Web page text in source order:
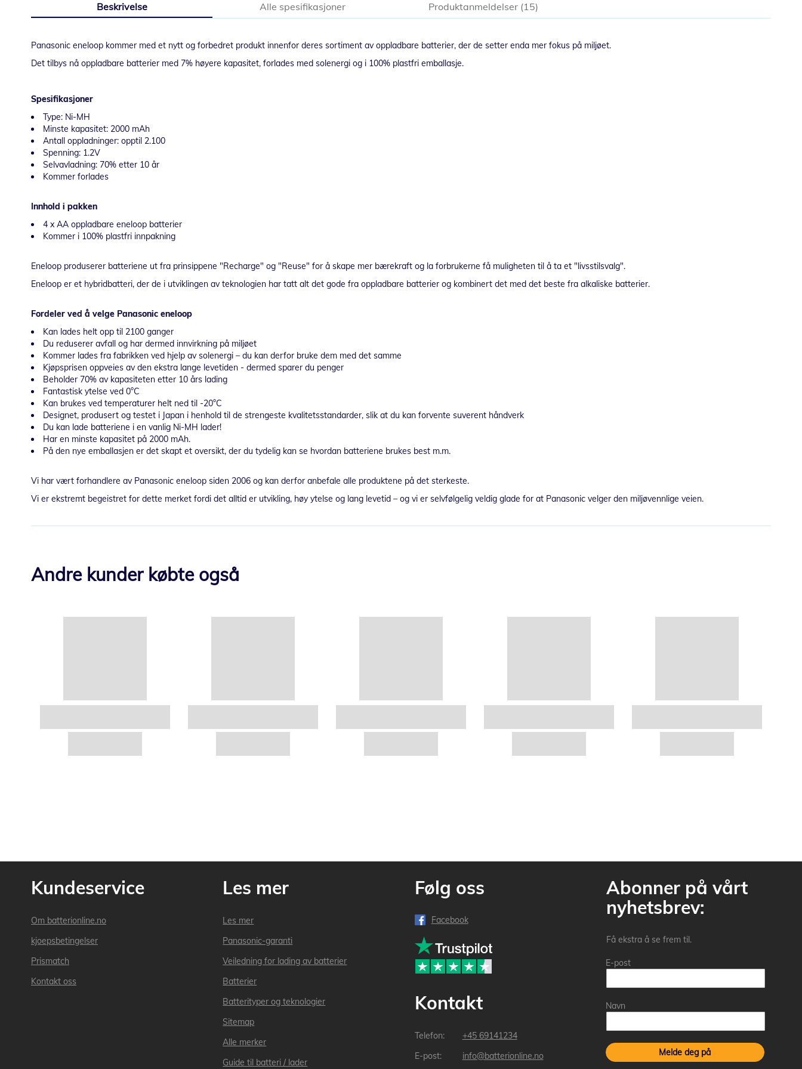
Beskrivelse
Panasonic eneloop kommer med et nytt og forbedret produkt innenfor deres sortiment av oppladbare batterier, der de setter enda mer fokus på miljøet.
Det tilbys nå oppladbare batterier med 7% høyere kapasitet, forlades med solenergi og i 100% plastfri emballasje.
Spesifikasjoner
Type: Ni-MH
Minste kapasitet: 2000 mAh
Antall oppladninger: opptil 2.100
Spenning: 1.2V
Selvavladning: 70% etter 10 år
Kommer forlades
Innhold i pakken
4 x AA oppladbare eneloop batterier
Kommer i 100% plastfri innpakning
Eneloop produserer batteriene ut fra prinsippene "Recharge" og "Reuse" for å skape mer bærekraft og la forbrukerne få muligheten til å ta et "livsstilsvalg".
Eneloop er et hybridbatteri, der de i utviklingen av teknologien har tatt alt det gode fra oppladbare batterier og kombinert det med det beste fra alkaliske batterier.
Fordeler ved å velge Panasonic eneloop
Kan lades helt opp til 2100 ganger
Du reduserer avfall og har dermed innvirkning på miljøet
Kommer lades fra fabrikken ved hjelp av solenergi – du kan derfor bruke dem med det samme
Kjøpsprisen oppveies av den ekstra lange levetiden - dermed sparer du penger
Beholder 70% av kapasiteten etter 10 års lading
Fantastisk ytelse ved 0°C
Kan brukes ved temperaturer helt ned til -20°C
Designet, produsert og testet i Japan i henhold til de strengeste kvalitetsstandarder, slik at du kan forvente suverent håndverk
Du kan lade batteriene i en vanlig Ni-MH lader!
Har en minste kapasitet på 2000 mAh.
På den nye emballasjen er det skapt et oversikt, der du tydelig kan se hvordan batteriene brukes best m.m.
Vi har vært forhandlere av Panasonic eneloop siden 2006 og kan derfor anbefale alle produktene på det sterkeste.
Vi er ekstremt begeistret for dette merket fordi det alltid er utvikling, høy ytelse og lang levetid – og vi er selvfølgelig veldig glade for at Panasonic velger den miljøvennlige veien.
Alle spesifikasjoner Produktanmeldelser 15
Andre kunder købte også
Kundeservice
Om batterionline.no
kjoepsbetingelser
Prismatch
Kontakt oss
Les mer
Les mer
Panasonic-garanti
Veiledning for lading av batterier
Batterier
Batterityper og teknologier
Sitemap
Alle merker
Guide til batteri / lader
Følg oss
Facebook
Kontakt
+45 69141234
info@batterionline.no
Abonner på vårt
nyhetsbrev:
Få ekstra å se frem til.
E-post
Navn
Melde deg på